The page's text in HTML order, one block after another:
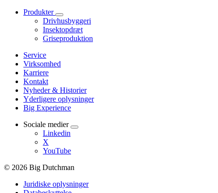
Produkter
Drivhusbyggeri
Insektopdræt
Griseproduktion
Service
Virksomhed
Karriere
Kontakt
Nyheder & Historier
Yderligere oplysninger
Big Experience
Sociale medier
Linkedin
X
YouTube
© 2026 Big Dutchman
Juridiske oplysninger